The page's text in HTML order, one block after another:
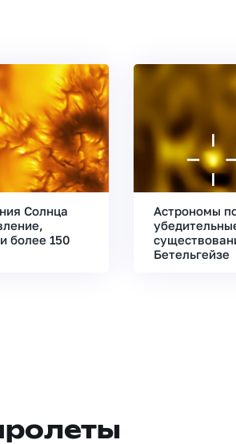
Солнца
более 150
Астрономы
Бетельгейзе